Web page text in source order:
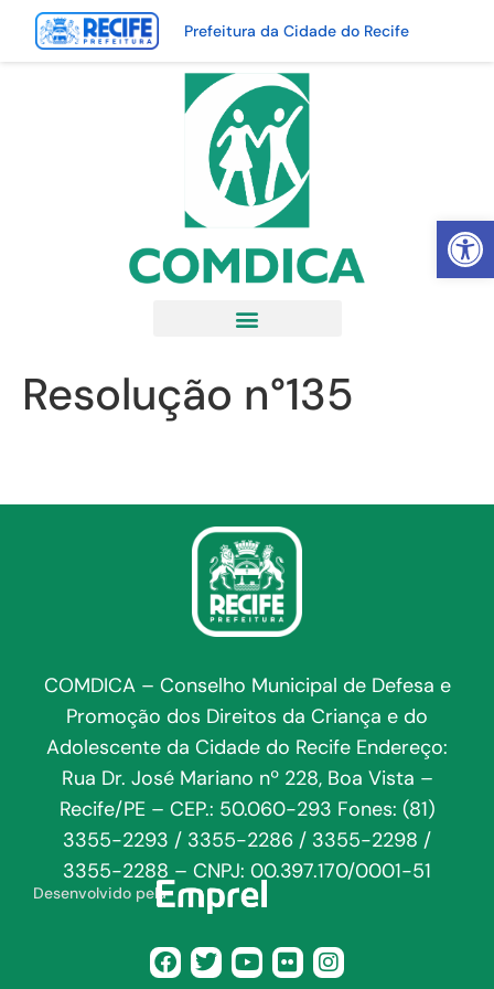
Abrir
Prefeitura da Cidade do Recife
Resolução n°135
COMDICA – Conselho Municipal de Defesa e
Promoção dos Direitos da Criança e do
Adolescente da Cidade do Recife Endereço:
Rua Dr. José Mariano nº 228, Boa Vista –
Recife/PE – CEP.: 50.060-293 Fones: (81)
3355-2293 / 3355-2286 / 3355-2298 /
3355-2288 – CNPJ: 00.397.170/0001-51
Desenvolvido pela